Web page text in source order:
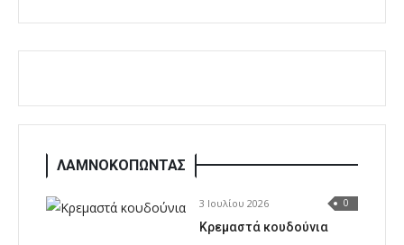
ΛΑΜΝΟΚΟΠΩΝΤΑΣ
3 Ιουλίου 2026 0
Κρεμαστά κουδούνια